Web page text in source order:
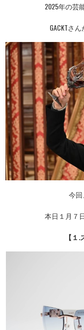
2025年の芸
GACKTさ
今回
本日１月７
【１